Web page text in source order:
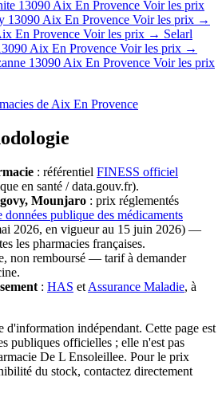
13090 Aix En Provence Voir les prix
13090 Aix En Provence Voir les prix →
En Provence Voir les prix → Selarl
Aix En Provence Voir les prix →
13090 Aix En Provence Voir les prix
de Aix En Provence
: référentiel FINESS officiel
en santé / data.gouv.fr).
Mounjaro : prix réglementés
données publique des médicaments
2026, en vigueur au 15 juin 2026) —
les pharmacies françaises.
non remboursé — tarif à demander
: HAS et Assurance Maladie, à
d'information indépendant. Cette page est
publiques officielles ; elle n'est pas
De L Ensoleillee. Pour le prix
du stock, contactez directement